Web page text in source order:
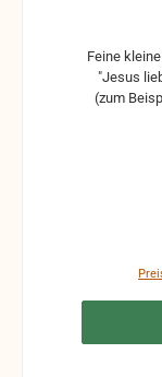
Feine
"Jesus
(zum